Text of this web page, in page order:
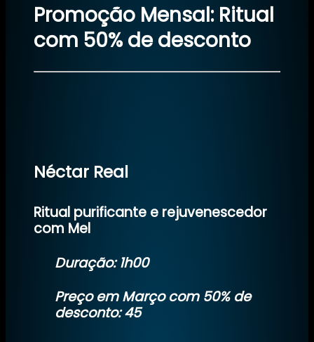
Promoção Mensal: Ritual
com 50% de desconto
Néctar Real
Ritual purificante e rejuvenescedor
com Mel
Duração: 1h00
Preço em Março com 50% de
desconto: 45